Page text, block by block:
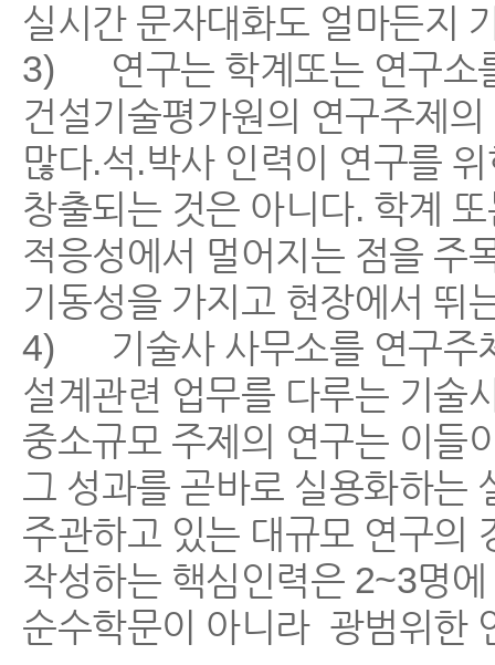
실시간 문자대화도 얼마든지
3) 연구는 학계또는 연구소
건설기술평가원의 연구주제
많다.석.박사 인력이 연구를
창출되는 것은 아니다. 학계
적응성에서 멀어지는 점을 주
기동성을 가지고 현장에서 뛰
4) 기술사 사무소를 연구주
설계관련 업무를 다루는 기술
중소규모 주제의 연구는 이들
그 성과를 곧바로 실용화하는
주관하고 있는 대규모 연구의
작성하는 핵심인력은 2~3명
순수학문이 아니라 광범위한